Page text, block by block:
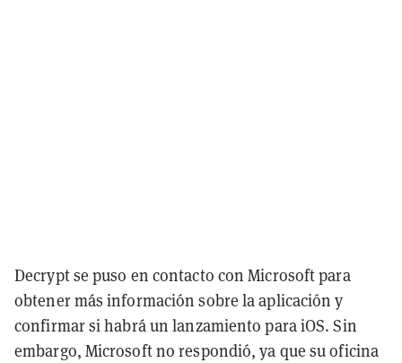
Decrypt se puso en contacto con Microsoft para
obtener más información sobre la aplicación y
confirmar si habrá un lanzamiento para iOS. Sin
embargo, Microsoft no respondió, ya que su oficina